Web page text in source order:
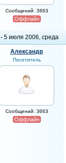
Сообщений: 3663
Оффлайн
- 5 июля 2006, среда
Александр
Посетитель
Сообщений: 3663
Оффлайн